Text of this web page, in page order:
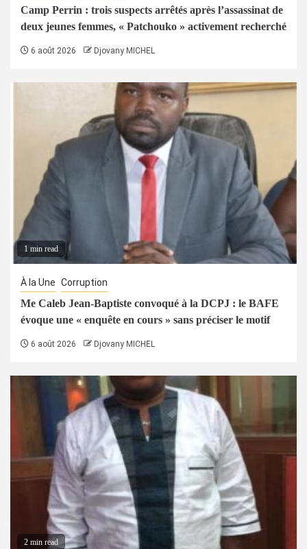
Camp Perrin : trois suspects arrêtés après l’assassinat de
deux jeunes femmes, « Patchouko » activement recherché
6 août 2026 Djovany MICHEL
1 min read
À la Une Corruption
Me Caleb Jean-Baptiste convoqué à la DCPJ : le BAFE
évoque une « enquête en cours » sans préciser le motif
6 août 2026 Djovany MICHEL
2 min read